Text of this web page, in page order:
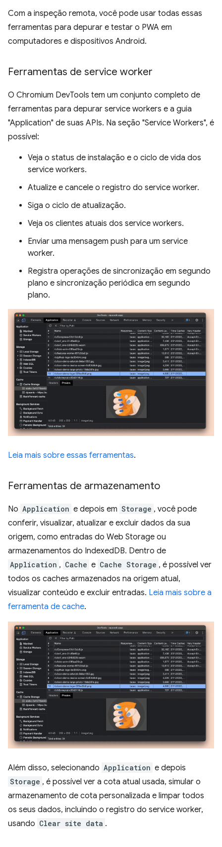
Com a inspeção remota, você pode usar todas essas
ferramentas para depurar e testar o PWA em
computadores e dispositivos Android.
Ferramentas de service worker
O Chromium DevTools tem um conjunto completo de
ferramentas para depurar service workers e a guia
"Application" de suas APIs. Na seção "Service Workers", é
possível:
Veja o status de instalação e o ciclo de vida dos
service workers.
Atualize e cancele o registro do service worker.
Siga o ciclo de atualização.
Veja os clientes atuais dos service workers.
Enviar uma mensagem push para um service
worker.
Registra operações de sincronização em segundo
plano e sincronização periódica em segundo
plano.
Leia mais sobre essas ferramentas.
Ferramentas de armazenamento
No Application e depois em Storage , você pode
conferir, visualizar, atualizar e excluir dados da sua
origem, como entradas do Web Storage ou
armazenamentos do IndexedDB. Dentro de
Application , Cache e Cache Storage , é possível ver
todos os caches armazenados na origem atual,
visualizar conteúdo e excluir entradas. Leia mais sobre a
ferramenta de cache.
Além disso, selecionando Application e depois
Storage , é possível ver a cota atual usada, simular o
armazenamento de cota personalizada e limpar todos
os seus dados, incluindo o registro do service worker,
usando Clear site data .